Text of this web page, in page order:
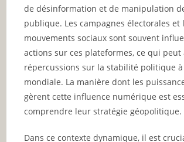
de désinformation et de manipulation
publique. Les campagnes électorales et
mouvements sociaux sont souvent
actions sur ces plateformes, ce qui peut
répercussions sur la stabilité politique à
mondiale. La manière dont les
gèrent cette influence numérique est
comprendre leur stratégie géopolitique.
Dans ce contexte dynamique, il est